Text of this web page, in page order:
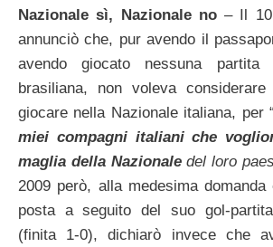
Nazionale sì, Nazionale no– Il 10
annunciò che, pur avendo il
avendo giocato nessuna partita
brasiliana, non voleva
giocare nella Nazionale italiana, per
miei compagni italiani che
maglia della Nazionaledel loro
2009 però, alla medesima
posta a seguito del suo gol-
(finita 1-0), dichiarò invece che